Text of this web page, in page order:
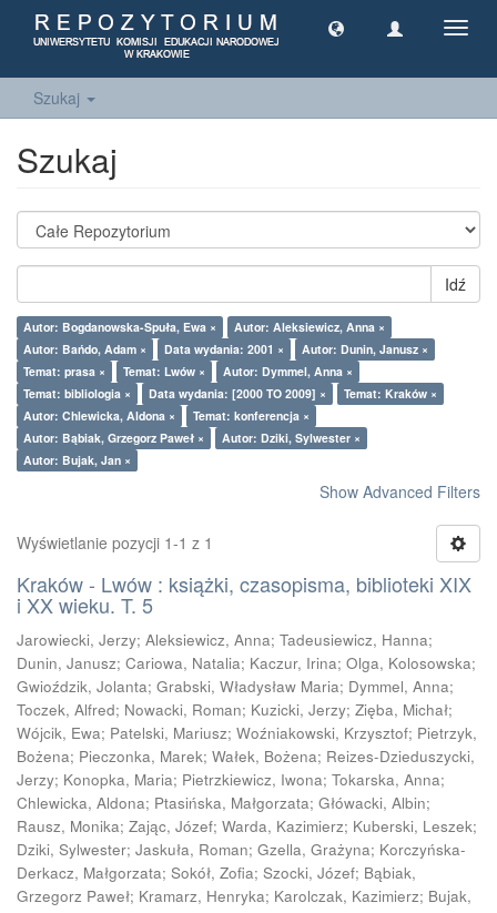
Szukaj
Szukaj
Idź
Autor: Bogdanowska-Spuła, Ewa ×
Autor: Aleksiewicz, Anna ×
Autor: Bańdo, Adam ×
Data wydania: 2001 ×
Autor: Dunin, Janusz ×
Temat: prasa ×
Temat: Lwów ×
Autor: Dymmel, Anna ×
Temat: bibliologia ×
Data wydania: [2000 TO 2009] ×
Temat: Kraków ×
Autor: Chlewicka, Aldona ×
Temat: konferencja ×
Autor: Bąbiak, Grzegorz Paweł ×
Autor: Dziki, Sylwester ×
Autor: Bujak, Jan ×
Show Advanced Filters
Wyświetlanie pozycji 1-1 z 1
Kraków - Lwów : książki, czasopisma, biblioteki XIX
i XX wieku. T. 5
Jarowiecki, Jerzy; Aleksiewicz, Anna; Tadeusiewicz, Hanna;
Dunin, Janusz; Cariowa, Natalia; Kaczur, Irina; Olga, Kolosowska;
Gwioździk, Jolanta; Grabski, Władysław Maria; Dymmel, Anna;
Toczek, Alfred; Nowacki, Roman; Kuzicki, Jerzy; Zięba, Michał;
Wójcik, Ewa; Patelski, Mariusz; Woźniakowski, Krzysztof; Pietrzyk,
Bożena; Pieczonka, Marek; Wałek, Bożena; Reizes-Dzieduszycki,
Jerzy; Konopka, Maria; Pietrzkiewicz, Iwona; Tokarska, Anna;
Chlewicka, Aldona; Ptasińska, Małgorzata; Główacki, Albin;
Rausz, Monika; Zając, Józef; Warda, Kazimierz; Kuberski, Leszek;
Dziki, Sylwester; Jaskuła, Roman; Gzella, Grażyna; Korczyńska-
Derkacz, Małgorzata; Sokół, Zofia; Szocki, Józef; Bąbiak,
Grzegorz Paweł; Kramarz, Henryka; Karolczak, Kazimierz; Bujak,